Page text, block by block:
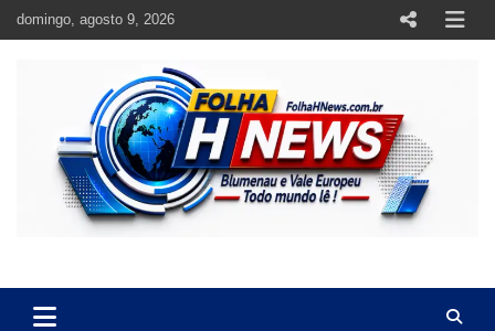
Skip
domingo, agosto 9, 2026